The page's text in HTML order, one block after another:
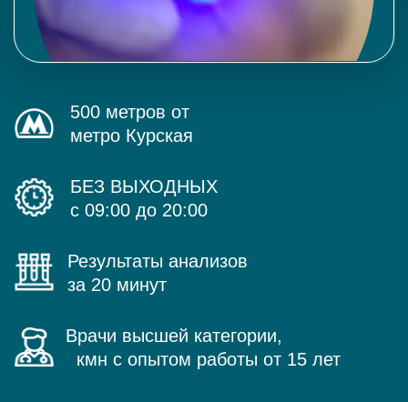
500 метров от
метро Курская
БЕЗ ВЫХОДНЫХ
с 09:00 до 20:00
Результаты анализов
за 20 минут
Врачи высшей категории,
кмн с опытом работы от 15 лет